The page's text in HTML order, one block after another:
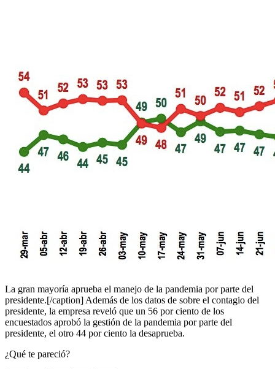
La gran mayoría aprueba el manejo de la pandemia por parte del
presidente.[/caption] Además de los datos de sobre el contagio del
presidente, la empresa reveló que un 56 por ciento de los
encuestados aprobó la gestión de la pandemia por parte del
presidente, el otro 44 por ciento la desaprueba.
¿Qué te pareció?